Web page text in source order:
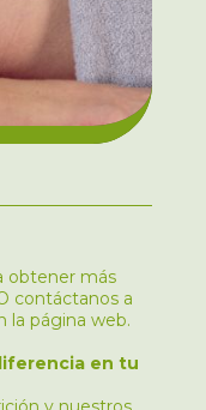
obtener más
contáctanos a
la página web.
en tu